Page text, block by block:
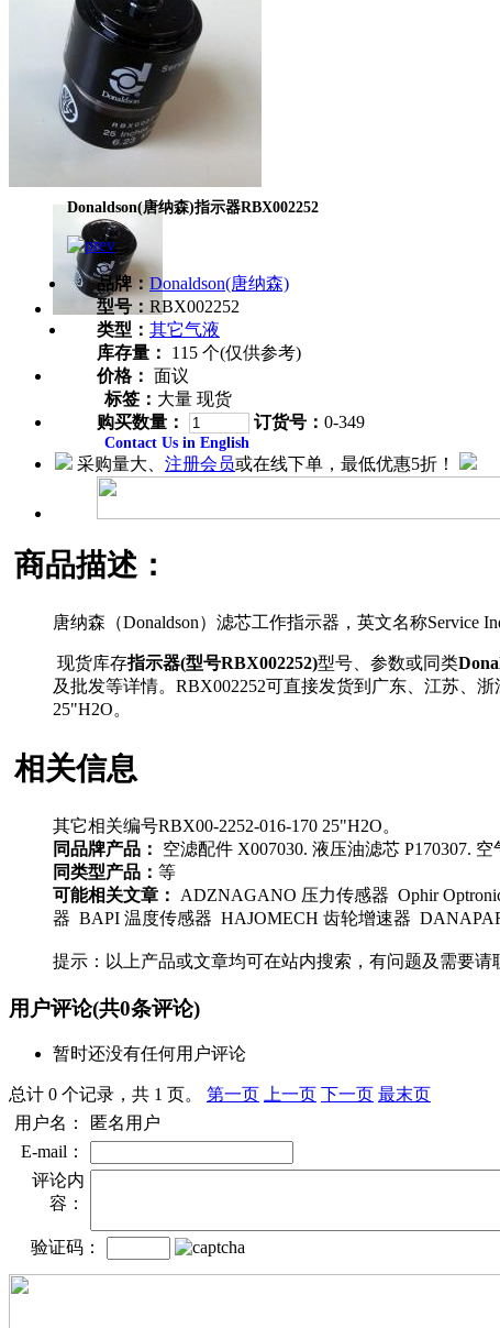
Donaldson(唐纳森)指示器RBX002252
品牌： Donaldson(唐纳森)
型号： RBX002252
类型： 其它气液
库存量：
115 个(仅供参考)
价格： 面议
标签： 大量 现货
购买数量：
订货号： 0-349
Contact Us in English
采购量大、 注册会员或在线下单，最低优惠5折！
商品描述：
唐纳森（Donaldson）滤芯工作指示器，英文名称Service
现货库存指示器(型号RBX002252)型号、参数或同类
及批发等详情。RBX002252可直接发货到广东、江苏、
25"H2O。
相关信息
其它相关编号RBX00-2252-016-170 25"H2O。
同品牌产品：
空滤配件 X007030. 液压油滤芯 P170307.
同类型产品： 等
可能相关文章：
ADZNAGANO 压力传感器 Ophir
器 BAPI 温度传感器 HAJOMECH 齿轮增速器
提示：以上产品或文章均可在站内搜索，有问题及需要请
用户评论(共0条评论)
暂时还没有任何用户评论
总计 0 个记录，共 1 页。 第一页 上一页 下一页 最末页
用户名：
匿名用户
E-mail：
评论内
容：
验证码：